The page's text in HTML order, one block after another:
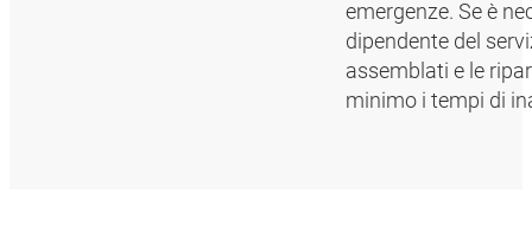
emergenze. Se è
dipendente del
assemblati e le
minimo i tempi di